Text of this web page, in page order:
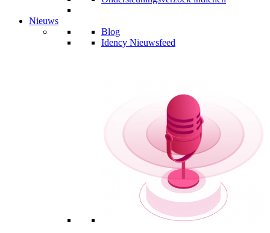
Nieuws
Blog
Idency Nieuwsfeed